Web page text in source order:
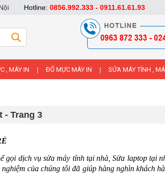
, MÁY IN ĐỔ MỰC MÁY IN SỬA MÁY TÍNH ,
- Trang 3
gọi dịch vụ sửa máy tính tại nhà, Sửa laptop tại
của chúng tôi đã giúp hàng nghìn khách
Hotline: 0856.992.333 - 0911.61.61.93